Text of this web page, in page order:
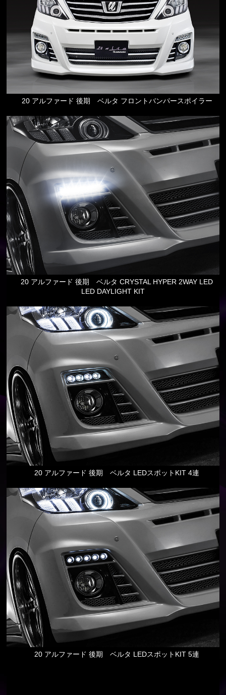
20 アルファード 後期 ベルタ フロントバンパースポイラー
20 アルファード 後期 ベルタ CRYSTAL HYPER 2WAY LED
LED DAYLIGHT KIT
20 アルファード 後期 ベルタ LEDスポットKIT 4連
20 アルファード 後期 ベルタ LEDスポットKIT 5連